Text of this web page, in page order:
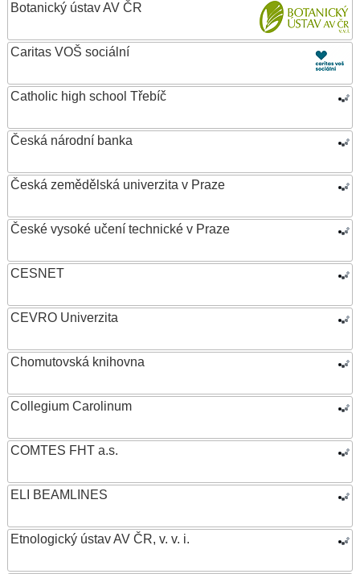
Botanický ústav AV ČR
Caritas VOŠ sociální
Catholic high school Třebíč
Česká národní banka
Česká zemědělská univerzita v Praze
České vysoké učení technické v Praze
CESNET
CEVRO Univerzita
Chomutovská knihovna
Collegium Carolinum
COMTES FHT a.s.
ELI BEAMLINES
Etnologický ústav AV ČR, v. v. i.